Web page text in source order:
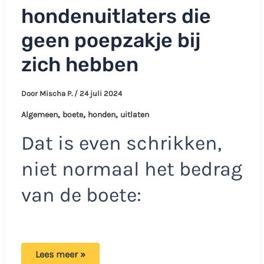
hondenuitlaters die
geen poepzakje bij
zich hebben
Door Mischa P. / 24 juli 2024
Algemeen, boete, honden, uitlaten
Dat is even schrikken,
niet normaal het bedrag
van de boete:
Boetes
Lees meer »